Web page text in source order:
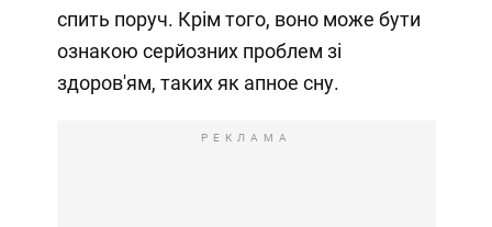
спить поруч. Крім того, воно може бути
ознакою серйозних проблем зі
здоров'ям, таких як апное сну.
РЕКЛАМА